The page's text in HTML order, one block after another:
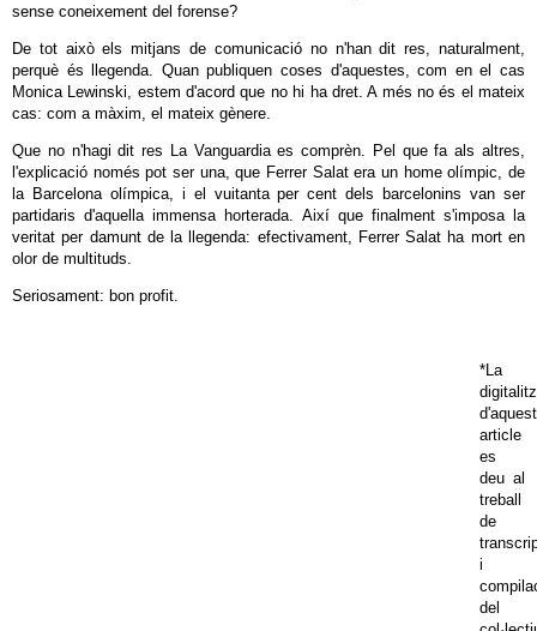
sense coneixement del forense?
De tot això els mitjans de comunicació no n'han dit res, naturalment,
perquè és llegenda. Quan publiquen coses d'aquestes, com en el cas
Monica Lewinski, estem d'acord que no hi ha dret. A més no és el mateix
cas: com a màxim, el mateix gènere.
Que no n'hagi dit res La Vanguardia es comprèn. Pel que fa als altres,
l'explicació només pot ser una, que Ferrer Salat era un home olímpic, de
la Barcelona olímpica, i el vuitanta per cent dels barcelonins van ser
partidaris d'aquella immensa horterada. Així que finalment s'imposa la
veritat per damunt de la llegenda: efectivament, Ferrer Salat ha mort en
olor de multituds.
Seriosament: bon profit.
*La
d'aquest
article
es
deu al
treball
de
i
del